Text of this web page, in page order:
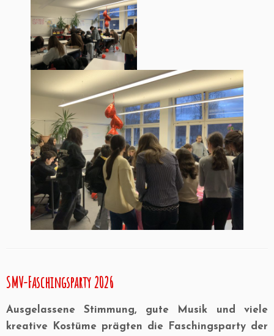
SMV-Faschingsparty 2026
Ausgelassene Stimmung, gute Musik und viele
kreative Kostüme prägten die Faschingsparty der